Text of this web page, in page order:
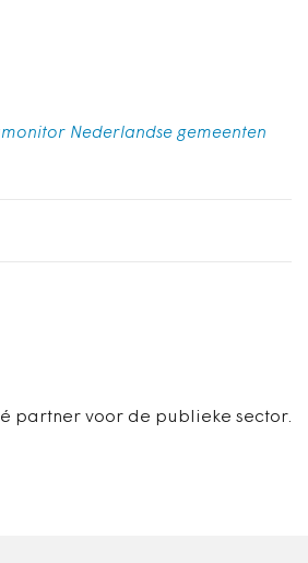
Nederlandse gemeenten
partner voor de publieke sector.